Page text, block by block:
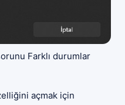
Farklı durumlar
açmak için